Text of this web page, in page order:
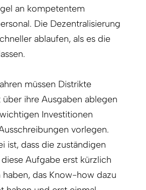
an kompetentem
Die Dezentralisierung
ablaufen, als es die
müssen Distrikte
über ihre Ausgaben ablegen
Investitionen
vorlegen.
ist, dass die zuständigen
Aufgabe erst kürzlich
das Know-how dazu